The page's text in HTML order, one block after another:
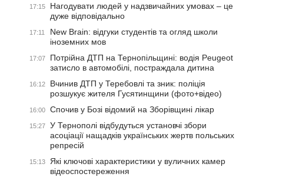
17:15
Нагодувати людей у надзвичайних умовах – це
дуже відповідально
17:11
New Brain: відгуки студентів та огляд школи
іноземних мов
17:07
Потрійна ДТП на Тернопільщині: водія Peugeot
затисло в автомобілі, постраждала дитина
16:12
Вчинив ДТП у Теребовлі та зник: поліція
розшукує жителя Гусятинщини (фото+відео)
16:00 Спочив у Бозі відомий на Зборівщині лікар
15:27
У Тернополі відбудуться установчі збори
асоціації нащадків українських жертв польських
репресій
15:13
Які ключові характеристики у вуличних камер
відеоспостереження